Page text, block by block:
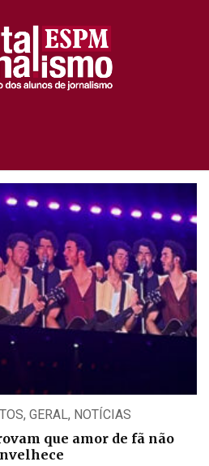
, GERAL, NOTÍCIAS
que amor de fã não